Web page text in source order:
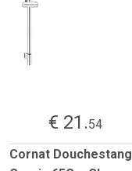
€ 21.54
Cornat Douchestang